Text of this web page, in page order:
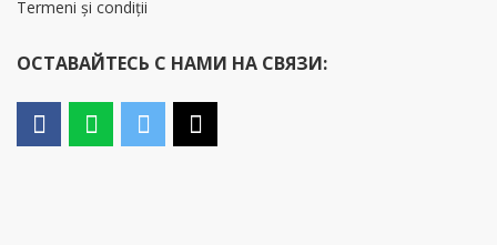
Termeni și condiții
ОСТАВАЙТЕСЬ С НАМИ НА СВЯЗИ: